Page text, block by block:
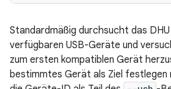
Standardmäßig durchsucht das
verfügbaren USB-Geräte und
zum ersten kompatiblen Gerät
bestimmtes Gerät als Ziel festlegen